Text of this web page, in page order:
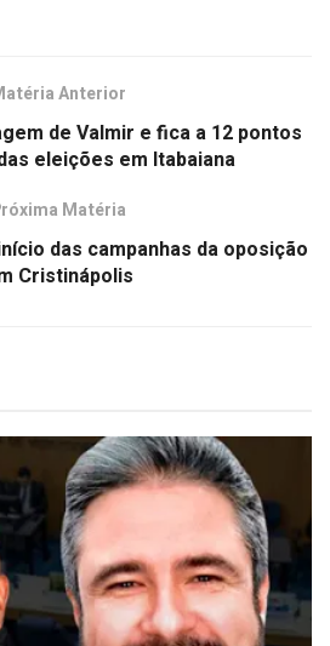
Anterior
de Valmir e fica a 12 pontos
eleições em Itabaiana
Matéria
das campanhas da oposição
Cristinápolis